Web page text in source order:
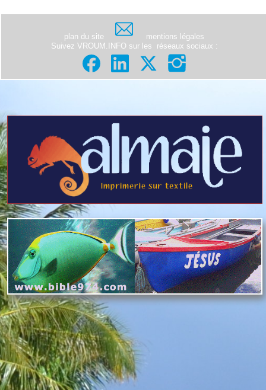
plan du site
mentions légales
Suivez VROUM.INFO sur les
réseaux sociaux :